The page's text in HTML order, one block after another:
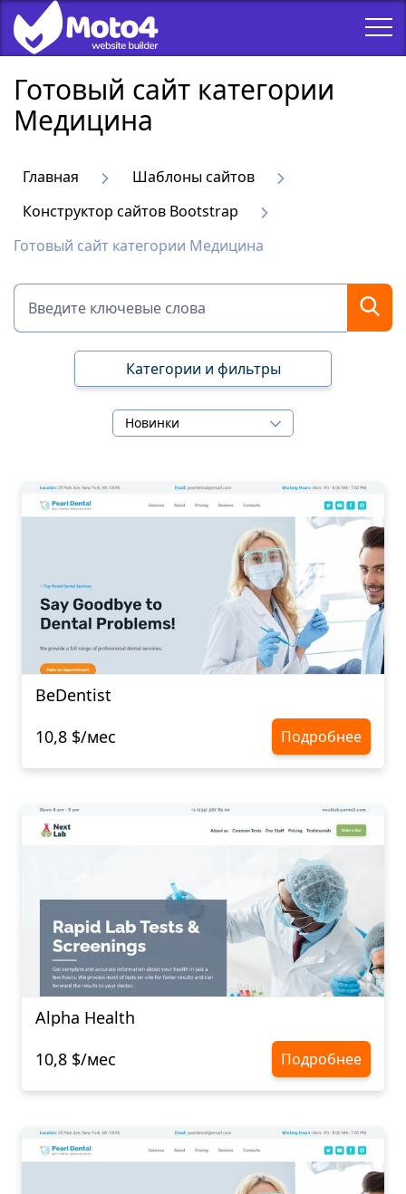
Готовый сайт категории
Медицина
Главная
Шаблоны сайтов
Конструктор сайтов Bootstrap
Готовый сайт категории Медицина
Категории и фильтры
Новинки
BeDentist
10,8 $/мес
Подробнее
Alpha Health
10,8 $/мес
Подробнее